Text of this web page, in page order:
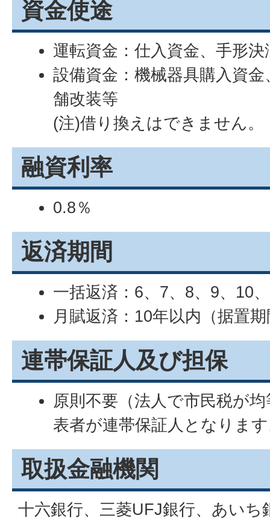
資金使途
運転資金：仕入資金、手形
設備資金：機械器具購入資
舗改装等
(注)借り換えはできません。
融資利率
0.8％
返済期間
一括返済：6、7、8、9、10
月賦返済：10年以内（据置
連帯保証人及び担保
原則不要（法人で市民税が
表者が連帯保証人となりま
取扱金融機関
十六銀行、三菱UFJ銀行、あいち